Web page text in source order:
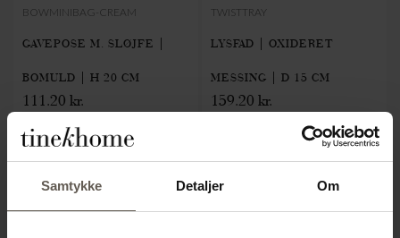
Samtykke Detaljer Om
BOWMINIBAG-CREAM
GAVEPOSE M. SLØJFE |
BOMULD | H 20 CM
111.20 kr.
TWISTTRAY
LYSFAD | OXIDERET
MESSING | D 15 CM
159.20 kr.